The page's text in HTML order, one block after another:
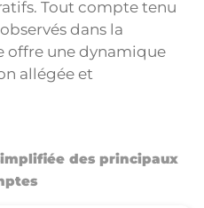
Tout compte tenu
dans la
offre une dynamique
allégée et
des principaux